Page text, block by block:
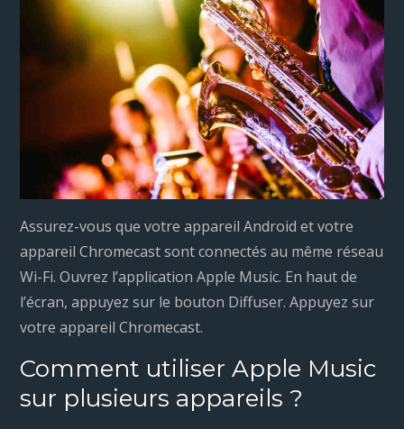
Assurez-vous que votre appareil Android et votre
appareil Chromecast sont connectés au même réseau
Wi-Fi. Ouvrez l’application Apple Music. En haut de
l’écran, appuyez sur le bouton Diffuser. Appuyez sur
votre appareil Chromecast.
Comment utiliser Apple Music
sur plusieurs appareils ?